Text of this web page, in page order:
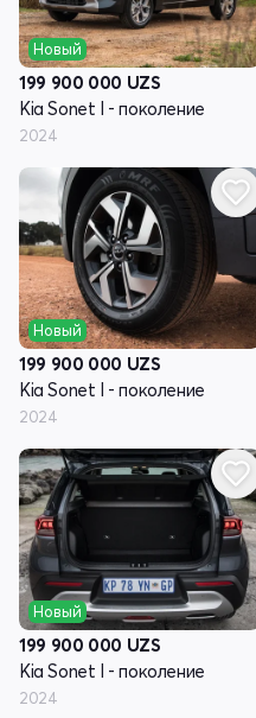
Новый
199 900 000 UZS
Kia Sonet I - поколение
2024
Новый
199 900 000 UZS
Kia Sonet I - поколение
2024
Новый
199 900 000 UZS
Kia Sonet I - поколение
2024